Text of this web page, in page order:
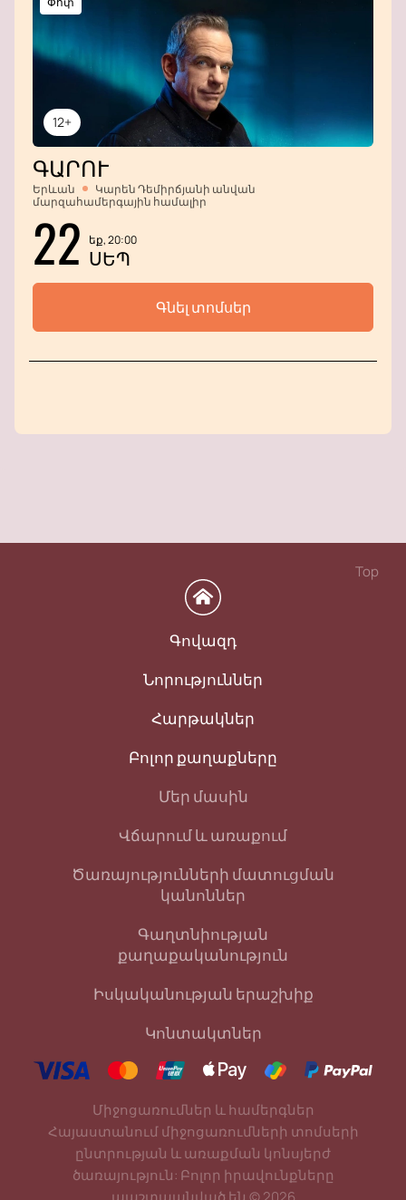
12+
ԳԱՐՈՒ
Երևան
Կարեն Դեմիրճյանի անվան
մարզահամերգային համալիր
22 եք, 20:00
ՍԵՊ
Գնել տոմսեր
Top
Գովազդ
Նորություններ
Հարթակներ
Բոլոր քաղաքները
Մեր մասին
Վճարում և առաքում
Ծառայությունների մատուցման
կանոններ
Գաղտնիության
քաղաքականություն
Իսկականության երաշխիք
Կոնտակտներ
Միջոցառումներ և համերգներ
Հայաստանում միջոցառումների տոմսերի
ընտրության և առաքման կոնսյերժ
ծառայություն: Բոլոր իրավունքները